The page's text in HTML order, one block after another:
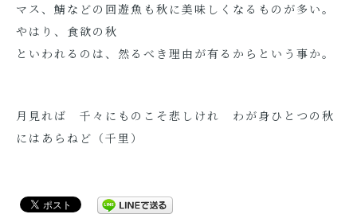
マス、鯖などの回遊魚も秋に美味しくなるものが多い。
やはり、食欲の秋
といわれるのは、然るべき理由が有るからという事か。
月見れば 千々にものこそ悲しけれ わが身ひとつの秋
にはあらねど（千里）